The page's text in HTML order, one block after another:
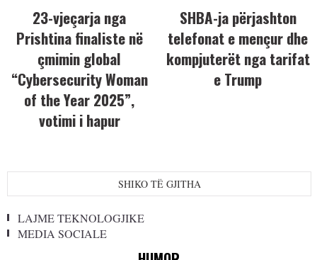
23-vjeçarja nga
Prishtina finaliste në
çmimin global
“Cybersecurity Woman
of the Year 2025”,
votimi i hapur
SHBA-ja përjashton
telefonat e mençur dhe
kompjuterët nga tarifat
e Trump
SHIKO TË GJITHA
LAJME TEKNOLOGJIKE
MEDIA SOCIALE